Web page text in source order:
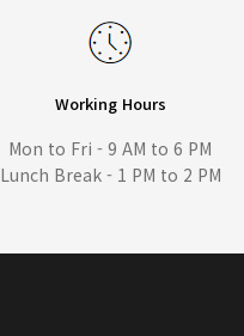
Working Hours
Mon to Fri - 9 AM to 6 PM
Lunch Break - 1 PM to 2 PM